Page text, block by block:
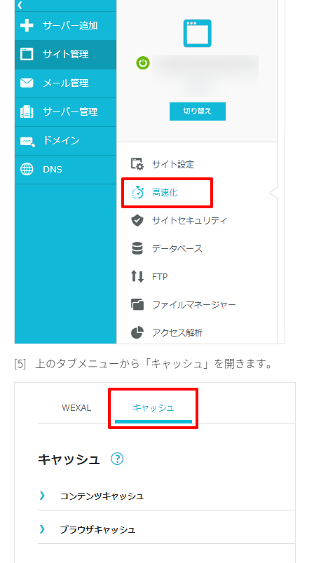
[5] 上のタブメニューから「キャッシュ」を開きます。